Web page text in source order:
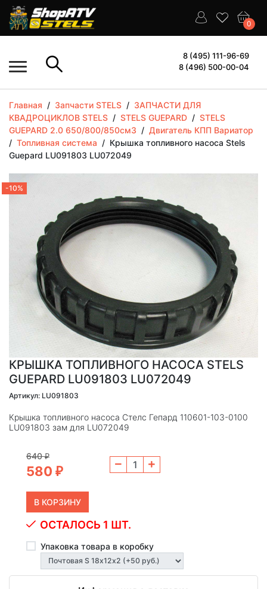
0
8 (495) 111-96-69
8 (496) 500-00-04
Главная / Запчасти STELS / ЗАПЧАСТИ ДЛЯ
КВАДРОЦИКЛОВ STELS / STELS GUEPARD / STELS
GUEPARD 2.0 650/800/850см3 / Двигатель КПП Вариатор
/ Топливная система / Крышка топливного насоса Stels
Guepard LU091803 LU072049
-10%
КРЫШКА ТОПЛИВНОГО НАСОСА STELS
GUEPARD LU091803 LU072049
Артикул: LU091803
Крышка топливного насоса Стелс Гепард 110601-103-0100
LU091803 зам для LU072049
640₽
580 ₽
ОСТАЛОСЬ 1 ШТ.
Упаковка товара в коробку